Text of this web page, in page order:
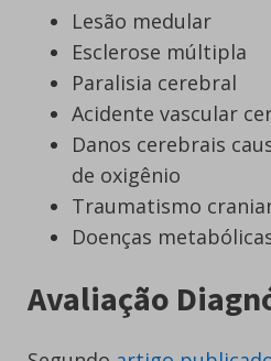
Lesão medular
Esclerose múltipla
Paralisia cerebral
Acidente vascular
Danos cerebrais
de oxigênio
Traumatismo
Doenças
Avaliação